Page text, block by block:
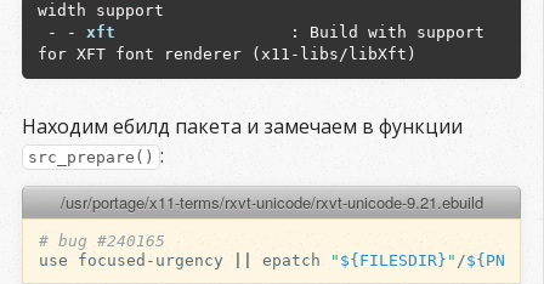
- - gnutls
libs/gnutls (TLS 1.0 and SSL 3.0 support)
- - growl
: Enables growl
notification support (over UDP for remote access
- - httpd : Enables a web based
interface for vlc.
- - ieee1394
IEEE1394 support (dv, camera, ...)
+ + jack : Add support for the
JACK Audio Connection Kit
+ + jpeg
: Add JPEG image support
kate
: Adds support for Ogg
width support
- - xft
: Build with support
Находим ебилд пакета и замечаем в функции
src_prepare() :
/usr/portage/x11-terms/rxvt-unicode/rxvt-unicode-9.21.ebuild
# bug #240165
use
focused-urgency epatch " ${ FILESDIR } " /${ PN